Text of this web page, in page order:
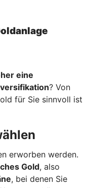
eine
? Von
für Sie sinnvoll ist
erworben werden.
Gold, also
, bei denen Sie